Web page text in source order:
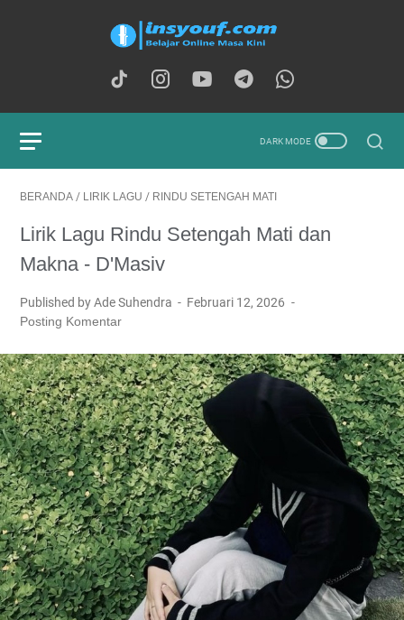
BERANDA / LIRIK LAGU / RINDU SETENGAH MATI
Lirik Lagu Rindu Setengah Mati dan
Makna - D'Masiv
Published by Ade Suhendra
Februari 12, 2026
Posting Komentar